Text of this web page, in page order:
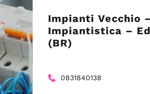
Impianti Vecchio
Impiantistica –
(BR)
0831840138